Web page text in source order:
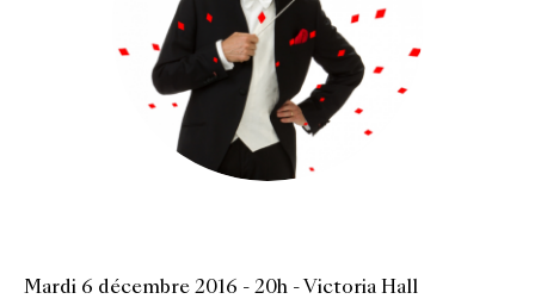
Mardi 6 décembre 2016 - 20h - Victoria Hall